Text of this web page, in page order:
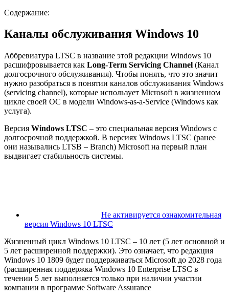
Содержание:
Каналы обслуживания Windows 10
Аббревиатура LTSC в название этой редакции Windows 10
расшифровывается как Long-Term Servicing Channel (Канал
долгосрочного обслуживания). Чтобы понять, что это значит
нужно разобраться в понятии каналов обслуживания Windows
(servicing channel), которые использует Microsoft в жизненном
цикле своей ОС в модели Windows-as-a-Service (Windows как
услуга).
Версия Windows LTSC – это специальная версия Windows с
долгосрочной поддержкой. В версиях Windows LTSC (ранее
они назывались LTSB – Branch) Microsoft на первый план
выдвигает стабильность системы.
Не активируется ознакомительная
версия Windows 10 LTSC
Жизненный цикл Windows 10 LTSC – 10 лет (5 лет основной и
5 лет расширенной поддержки). Это означает, что редакция
Windows 10 1809 будет поддерживаться Microsoft до 2028 года
(расширенная поддержка Windows 10 Enterprise LTSC в
течении 5 лет выполняется только при наличии участии
компании в программе Software Assurance